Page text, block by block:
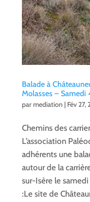
Balade à
Molasses – Samedi
parmediation | Fév 27,
Chemins des
L’association
adhérents une
autour de la
sur-Isère le
:Le site de